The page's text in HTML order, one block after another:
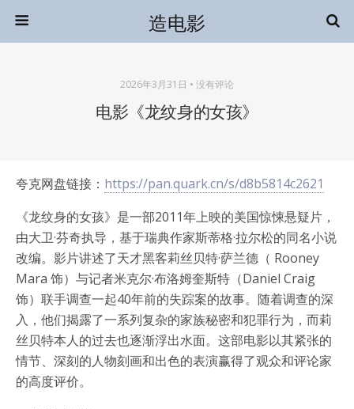
造电影
2026年3月31日 • 没有评论
电影《龙纹身的女孩》
夸克网盘链接： https://pan.quark.cn/s/d8b5814c2621
《龙纹身的女孩》是一部2011年上映的美国惊悚悬疑片，
由大卫·芬奇执导，基于瑞典作家斯蒂格·拉尔松的同名小说
改编。影片讲述了天才黑客莉丝贝特·萨兰德（ Rooney
Mara 饰）与记者米克尔·布洛姆奎斯特（Daniel Craig
饰）联手调查一起40年前的失踪案的故事。随着调查的深
入，他们揭露了一系列复杂的家族秘密和犯罪行为，而莉
丝贝特本人的过去也逐渐浮出水面。这部电影以其紧张的
情节、深刻的人物刻画和出色的表演赢得了观众和评论家
的高度评价。